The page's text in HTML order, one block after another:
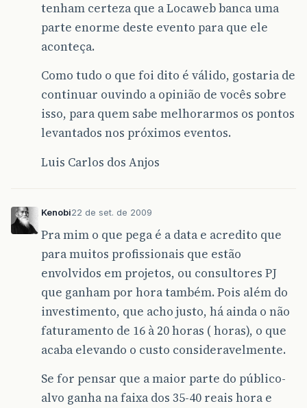
tenham certeza que a Locaweb banca uma
parte enorme deste evento para que ele
aconteça.
Como tudo o que foi dito é válido, gostaria de
continuar ouvindo a opinião de vocês sobre
isso, para quem sabe melhorarmos os pontos
levantados nos próximos eventos.
Luis Carlos dos Anjos
Kenobi22 de set. de 2009
Pra mim o que pega é a data e acredito que
para muitos profissionais que estão
envolvidos em projetos, ou consultores PJ
que ganham por hora também. Pois além do
investimento, que acho justo, há ainda o não
faturamento de 16 à 20 horas ( horas), o que
acaba elevando o custo consideravelmente.
Se for pensar que a maior parte do público-
alvo ganha na faixa dos 35-40 reais hora e